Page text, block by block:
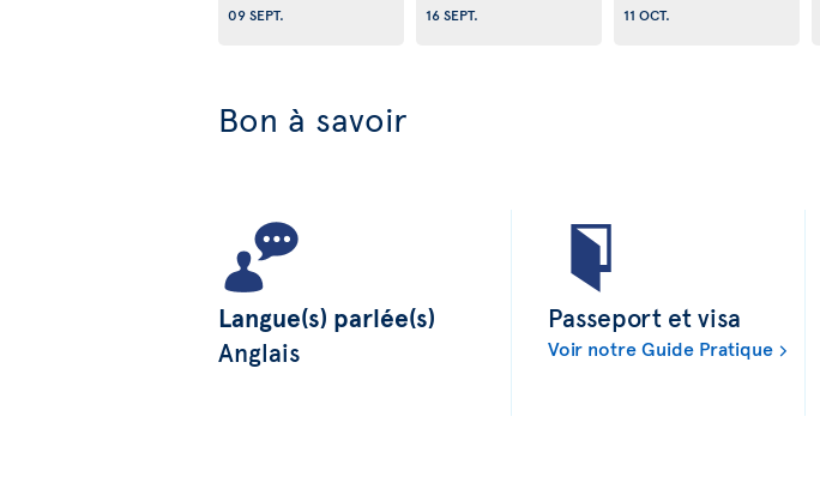
09 SEPT.
16 SEPT.
11 OCT.
Bon à savoir
Langue(s) parlée(s)
Anglais
Passeport et visa
Voir notre Guide Pratique